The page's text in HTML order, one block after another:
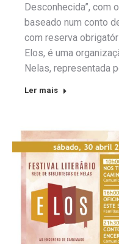
Desconhecida”, com
baseado num conto
com reserva
Elos, é uma
Nelas, representada
Ler mais